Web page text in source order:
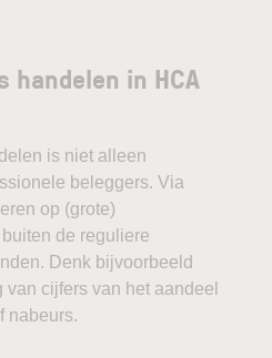
handelen in HCA
is niet alleen
beleggers. Via
op (grote)
de reguliere
Denk bijvoorbeeld
cijfers van het aandeel
nabeurs.